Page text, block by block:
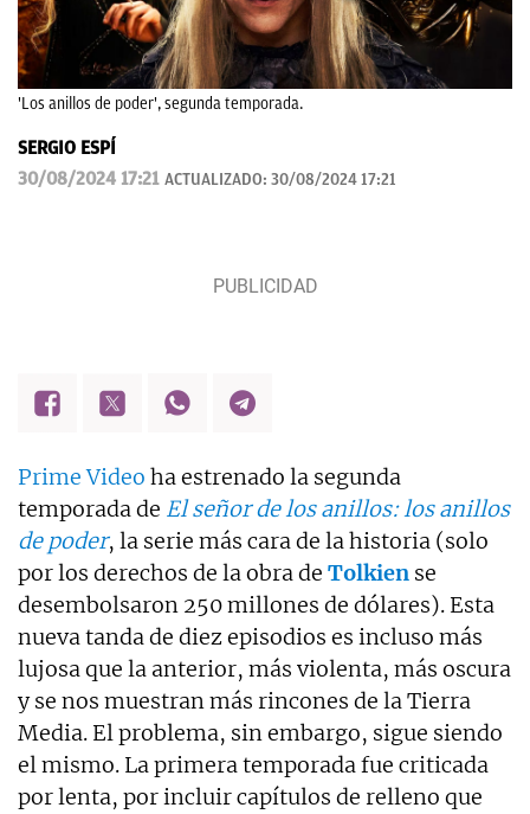
'Los anillos de poder', segunda temporada.
SERGIO ESPÍ
30/08/2024 17:21 ACTUALIZADO: 30/08/2024 17:21
Prime Video ha estrenado la segunda
temporada de El señor de los anillos: los anillos
de poder, la serie más cara de la historia (solo
por los derechos de la obra de Tolkien se
desembolsaron 250 millones de dólares). Esta
nueva tanda de diez episodios es incluso más
lujosa que la anterior, más violenta, más oscura
y se nos muestran más rincones de la Tierra
Media. El problema, sin embargo, sigue siendo
el mismo. La primera temporada fue criticada
por lenta, por incluir capítulos de relleno que